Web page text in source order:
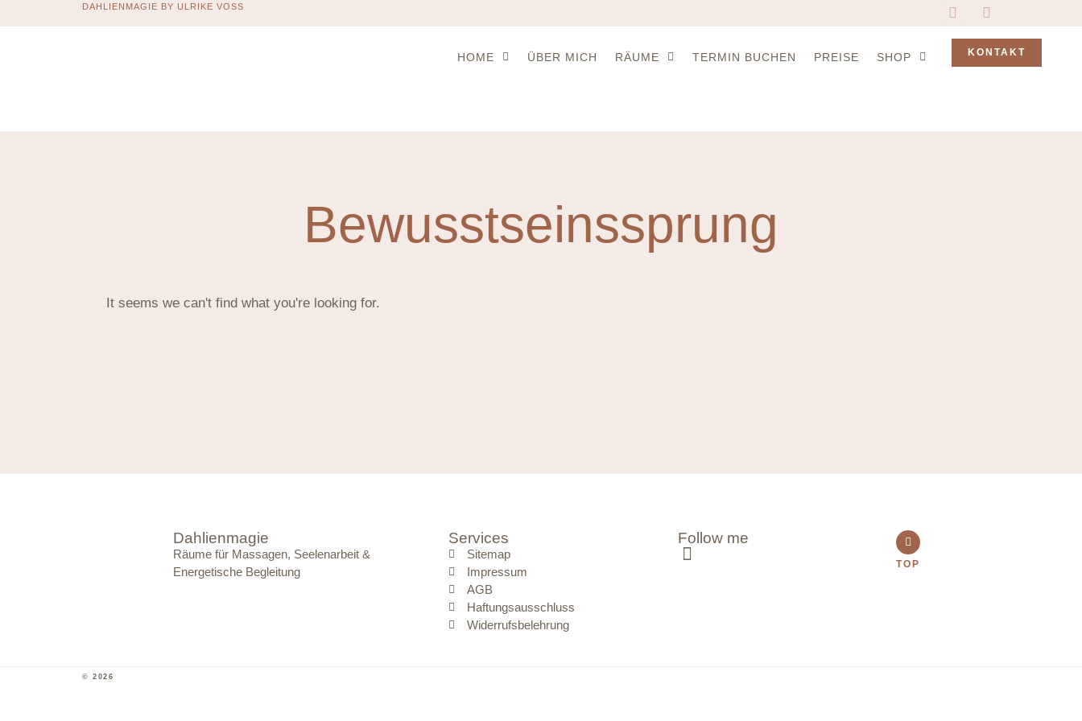
DAHLIENMAGIE BY ULRIKE VOSS
HOME ÜBER MICH RÄUME TERMIN BUCHEN PREISE SHOP KONTAKT
Bewusstseinssprung
It seems we can't find what you're looking for.
Dahlienmagie
Räume für Massagen, Seelenarbeit &
Energetische Begleitung
Services
Sitemap
Impressum
AGB
Haftungsausschluss
Widerrufsbelehrung
Follow me
TOP
© 2026